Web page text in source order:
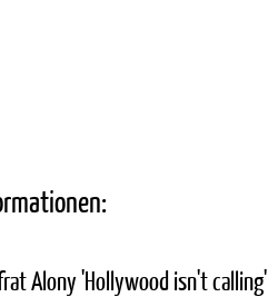
Alony 'Hollywood isn't calling'